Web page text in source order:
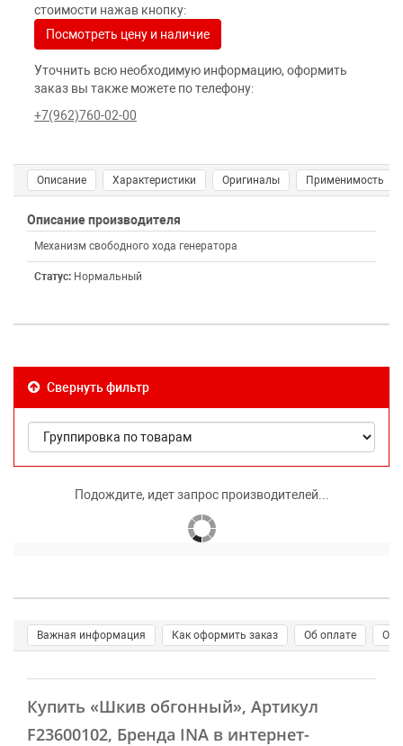
стоимости нажав кнопку:
Посмотреть цену и наличие
Уточнить всю необходимую информацию, оформить
заказ вы также можете по телефону:
+7(962)760-02-00
Описание Характеристики Оригиналы Применимость
Описание производителя
Механизм свободного хода генератора
Статус: Нормальный
Свернуть фильтр
Подождите, идет запрос производителей...
Важная информация Как оформить заказ Об оплате О
Купить «Шкив обгонный», Артикул
F23600102, Бренда INA в интернет-